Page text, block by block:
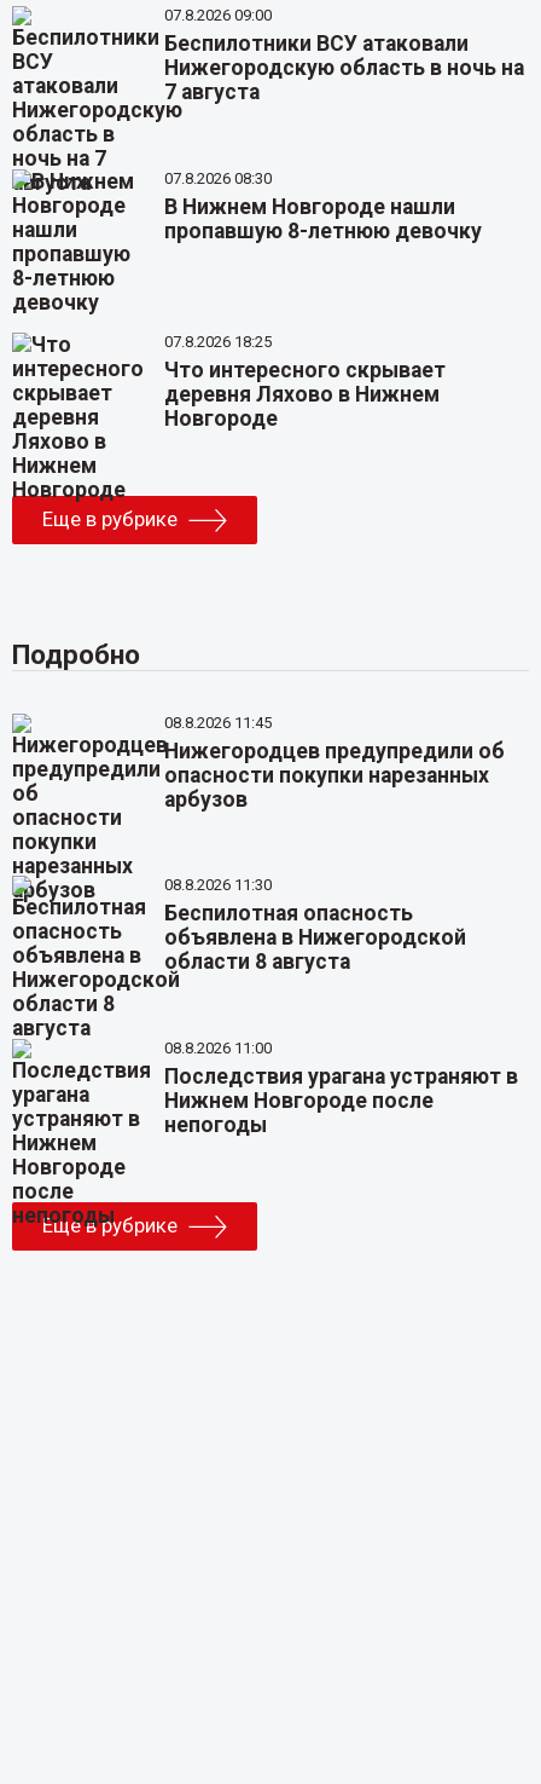
07.8.2026 09:00
Беспилотники ВСУ атаковали
Нижегородскую область в ночь на
7 августа
07.8.2026 08:30
В Нижнем Новгороде нашли
пропавшую 8-летнюю девочку
07.8.2026 18:25
Что интересного скрывает
деревня Ляхово в Нижнем
Новгороде
Еще в рубрике
Подробно
08.8.2026 11:45
Нижегородцев предупредили об
опасности покупки нарезанных
арбузов
08.8.2026 11:30
Беспилотная опасность
объявлена в Нижегородской
области 8 августа
08.8.2026 11:00
Последствия урагана устраняют в
Нижнем Новгороде после
непогоды
Еще в рубрике